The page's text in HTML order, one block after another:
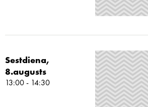
Sestdiena,
8.augusts
13:00 - 14:30